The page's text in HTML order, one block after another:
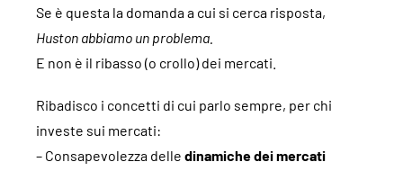
Se è questa la domanda a cui si cerca risposta,
Huston abbiamo un problema.
E non è il ribasso (o crollo) dei mercati.
Ribadisco i concetti di cui parlo sempre, per chi
investe sui mercati:
– Consapevolezza delle dinamiche dei mercati